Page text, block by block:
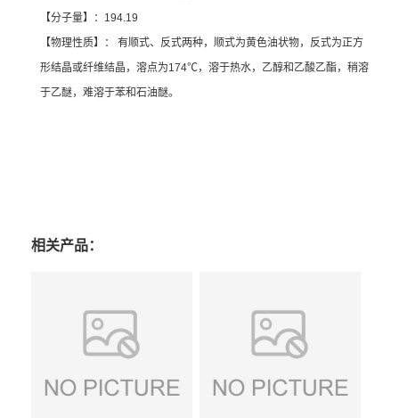
【分子量】：194.19
【物理性质】： 有顺式、反式两种，顺式为黄色油状物，反式为正方
形结晶或纤维结晶，溶点为174℃，溶于热水，乙醇和乙酸乙酯，稍溶
于乙醚，难溶于苯和石油醚。
相关产品：